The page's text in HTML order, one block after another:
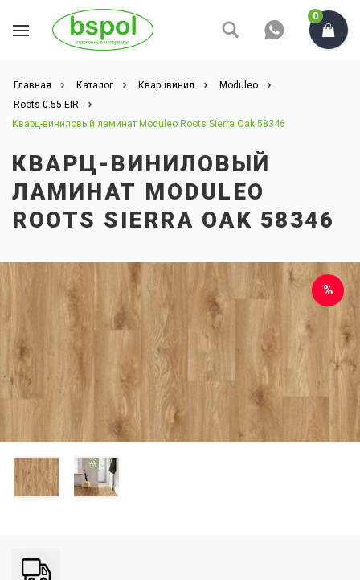
0
Главная Каталог Кварцвинил
Moduleo
Roots 0.55 EIR
Кварц-виниловый ламинат Moduleo Roots Sierra Oak 58346
КВАРЦ-ВИНИЛОВЫЙ
ЛАМИНАТ MODULEO
ROOTS SIERRA OAK 58346